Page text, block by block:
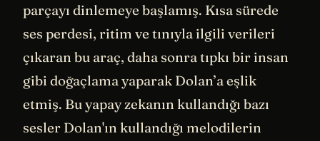
parçayı dinlemeye başlamış. Kısa sürede
ses perdesi, ritim ve tınıyla ilgili verileri
çıkaran bu araç, daha sonra tıpkı bir insan
gibi doğaçlama yaparak Dolan’a eşlik
etmiş. Bu yapay zekanın kullandığı bazı
sesler Dolan'ın kullandığı melodilerin